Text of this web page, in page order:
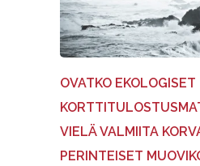
OVATKO EKOLOGISET
VIELÄ VALMIITA
PERINTEISET